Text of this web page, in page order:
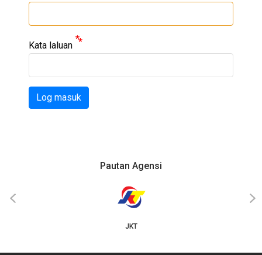
Kata laluan
Log masuk
Pautan Agensi
JKT
‹ ›